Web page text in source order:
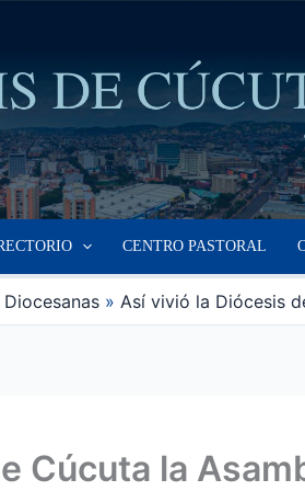
CENTRO PASTORAL
Así vivió la Diócesis
Cúcuta la